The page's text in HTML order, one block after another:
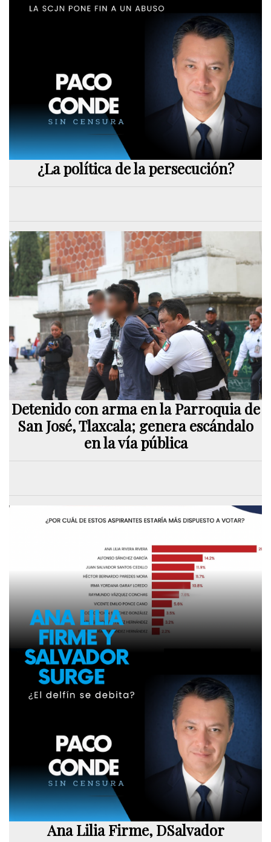
¿La política de la persecución?
Detenido con arma en la Parroquia de
San José, Tlaxcala; genera escándalo
en la vía pública
Ana Lilia Firme, DSalvador